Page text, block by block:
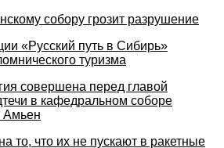
собору грозит разрушение
«Русский путь в Сибирь»
туризма
совершена перед главой
в кафедральном соборе
Амьен
то, что их не пускают в ракетные